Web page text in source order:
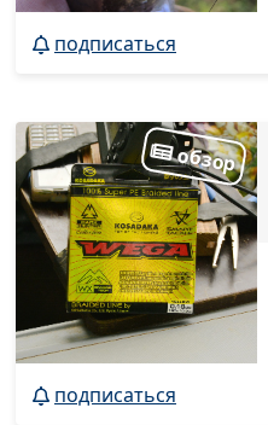
подписаться
подписаться